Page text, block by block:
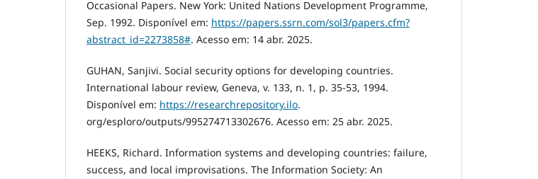
Occasional Papers. New York: United Nations Development Programme,
Sep. 1992. Disponível em: https://papers.ssrn.com/sol3/papers.cfm?
abstract_id=2273858#. Acesso em: 14 abr. 2025.
GUHAN, Sanjivi. Social security options for developing countries.
International labour review, Geneva, v. 133, n. 1, p. 35-53, 1994.
Disponível em: https://researchrepository.ilo.
org/esploro/outputs/995274713302676. Acesso em: 25 abr. 2025.
HEEKS, Richard. Information systems and developing countries: failure,
success, and local improvisations. The Information Society: An